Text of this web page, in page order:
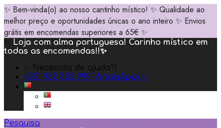
✨ Bem-vinda(o) ao nosso cantinho místico! ✨ Qualidade ao
melhor preço e oportunidades únicas o ano inteiro ✨ Envios
grátis em encomendas superiores a 65€ ✨
Loja com alma portuguesa! Carinho místico em
todas as encomendas!!✨
✨ Necessita de ajuda?!
+351 939 333 999 (WhatsApp) ✨
Pesquisa